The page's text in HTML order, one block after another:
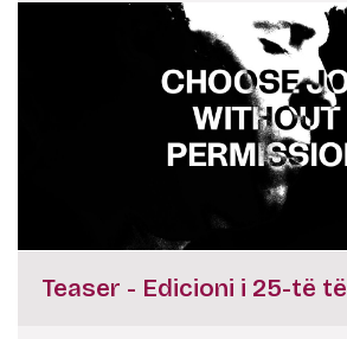
Teaser - Edicioni i 25-të